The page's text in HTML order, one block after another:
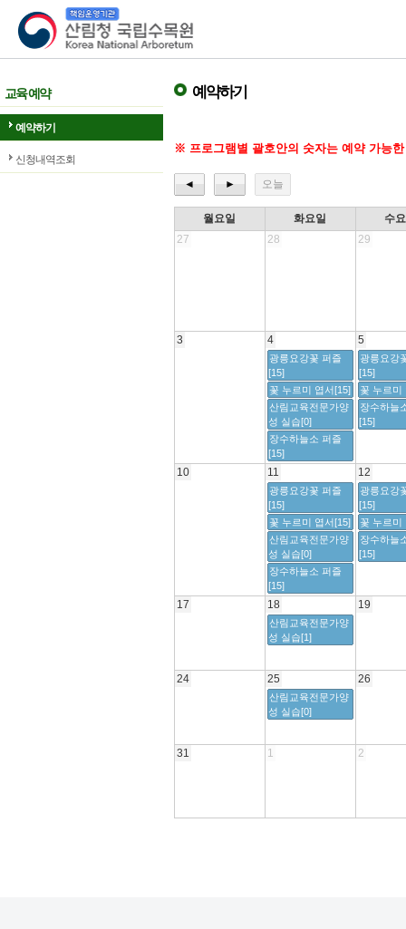
산림청 국립수목원
교육 예약
예약하기
신청내역조회
예약하기
※ 프로그램별 괄호안의 숫자는 예약 가능
◄ ► 오늘
월요일 화요일
수
27
28 29
3 4 5
10 11 12
17 18 19
24 25 26
31 1 2
광릉요강꽃 퍼즐
[15]
광릉요강
[15]
꽃 누르미 엽서[15]
꽃 누르미
산림교육전문가양
성 실습[0]
장수하늘
[15]
장수하늘소 퍼즐
[15]
광릉요강꽃 퍼즐
[15]
광릉요강
[15]
꽃 누르미 엽서[15]
꽃 누르미
산림교육전문가양
성 실습[0]
장수하늘
[15]
장수하늘소 퍼즐
[15]
산림교육전문가양
성 실습[1]
산림교육전문가양
성 실습[0]